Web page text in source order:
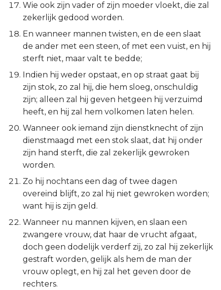
Wie ook zijn vader of zijn moeder vloekt, die zal
zekerlijk gedood worden.
En wanneer mannen twisten, en de een slaat
de ander met een steen, of met een vuist, en hij
sterft niet, maar valt te bedde;
Indien hij weder opstaat, en op straat gaat bij
zijn stok, zo zal hij, die hem sloeg, onschuldig
zijn; alleen zal hij geven hetgeen hij verzuimd
heeft, en hij zal hem volkomen laten helen.
Wanneer ook iemand zijn dienstknecht of zijn
dienstmaagd met een stok slaat, dat hij onder
zijn hand sterft, die zal zekerlijk gewroken
worden.
Zo hij nochtans een dag of twee dagen
overeind blijft, zo zal hij niet gewroken worden;
want hij is zijn geld.
Wanneer nu mannen kijven, en slaan een
zwangere vrouw, dat haar de vrucht afgaat,
doch geen dodelijk verderf zij, zo zal hij zekerlijk
gestraft worden, gelijk als hem de man der
vrouw oplegt, en hij zal het geven door de
rechters.